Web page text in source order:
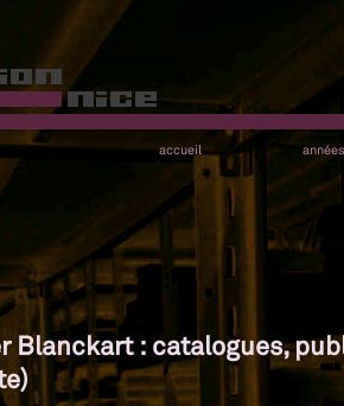
accueil années
Blanckart : catalogues,